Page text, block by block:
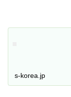
s-korea.jp